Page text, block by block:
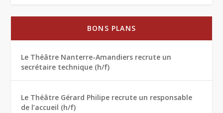
BONS PLANS
Le Théâtre Nanterre-Amandiers recrute un
secrétaire technique (h/f)
Le Théâtre Gérard Philipe recrute un responsable
de l’accueil (h/f)